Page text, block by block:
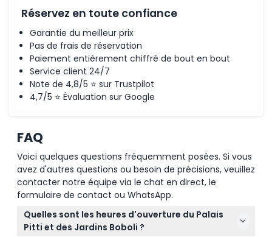
Réservez en toute confiance
Garantie du meilleur prix
Pas de frais de réservation
Paiement entièrement chiffré de bout en bout
Service client 24/7
Note de 4,8/5 ⭐ sur Trustpilot
4,7/5 ⭐ Évaluation sur Google
FAQ
Voici quelques questions fréquemment posées. Si vous
avez d'autres questions ou besoin de précisions, veuillez
contacter notre équipe via le chat en direct, le
formulaire de contact ou WhatsApp.
Quelles sont les heures d'ouverture du Palais
Pitti et des Jardins Boboli ?